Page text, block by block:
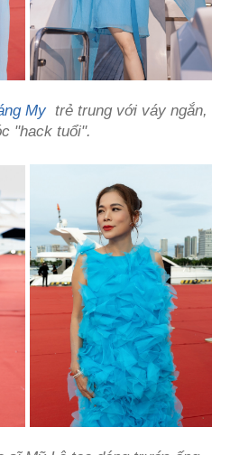
My trẻ trung với váy ngắn,
"hack tuổi".